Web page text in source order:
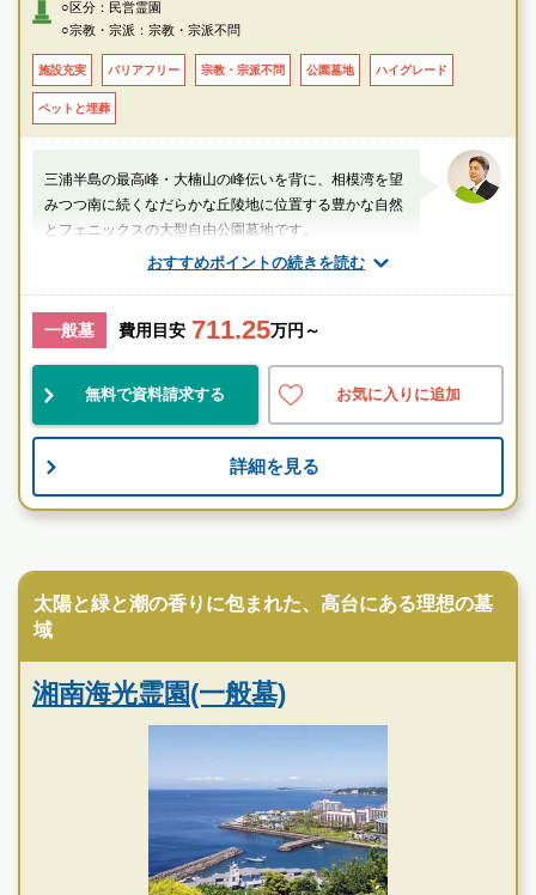
から徒歩で約20分
て乗換後約12分バス停「佐島入口」から徒歩で約20分
・京浜急行線「北久里浜駅」より徒歩約3分「南葉山霊園案内所」より無料
送迎あり（毎日運行）
・横浜横須賀道路「衣笠インター」より車で約7分
○区分：民営霊園
○宗教・宗派：宗教・宗派不問
施設充実 バリアフリー 宗教・宗派不問 公園墓地 ハイグレード
ペットと埋葬
おすすめポイントの続きを読む
三浦半島の最高峰・大楠山の峰伝いを背に、相模湾を望
みつつ南に続くなだらかな丘陵地に位置する豊かな自然
とフェニックスの大型自由公園墓地です。
厚生労働省認定 葬祭ディレクター技能審査
1級葬祭ディレクター 田中（業界歴15年）
神奈川県
民営 大規模 宗教不問
お墓のことなら何でもご相談ください
現地を見学して実際の雰囲気をお確かめください
一般墓 費用目安 711.25万円～
無料で資料請求する お気に入りに追加
詳細を見る
太陽と緑と潮の香りに包まれた、高台にある理想の墓
域
湘南海光霊園(一般墓)